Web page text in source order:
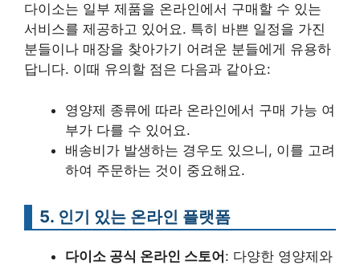
다이소는 일부 제품을 온라인에서 구매할 수 있는
서비스를 제공하고 있어요. 특히 바쁜 일정을 가진
분들이나 매장을 찾아가기 어려운 분들에게 유용하
답니다. 이때 유의할 점은 다음과 같아요:
영양제 종류에 따라 온라인에서 구매 가능 여
부가 다를 수 있어요.
배송비가 발생하는 경우도 있으니, 이를 고려
하여 주문하는 것이 중요해요.
5. 인기 있는 온라인 플랫폼
다이소 공식 온라인 스토어: 다양한 영양제와